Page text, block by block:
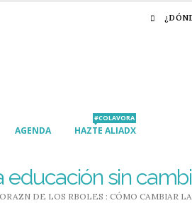
AGENDA HAZTE ALIADX
#COLAVORA
educación sin
DE LOS RBOLES : CÓMO CAMBIAR